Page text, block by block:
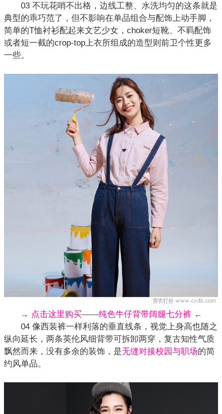
03 不玩花哨不出格，边线工整、水洗均匀的这条就是
典型的乖巧范了，但不影响在单品组合与配饰上动手脚，
简单的T恤衬衫配起来文艺少女，choker短靴、不羁配饰
或者短一截的crop-top上衣所组成的造型则前卫个性更多
一些。
→ 点击这里购买——纯色牛仔背带阔腿七分裤 ←
04 像西装裤一样利落的垂直线条，视觉上身高也随之
纵向延长，两条英伦风细背带可拆卸两穿，复古知性气质
飘然而来，没有多余的装饰，是无缝对接校园与职场的简
约风单品。